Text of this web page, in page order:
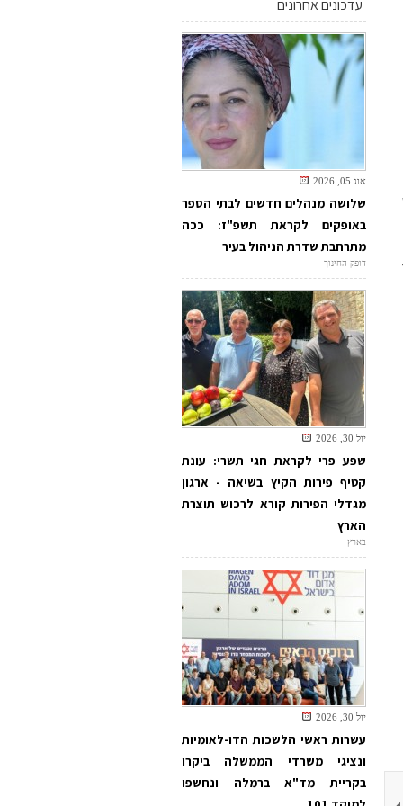
עדכונים אחרונים
אוג 05, 2026
שלושה מנהלים חדשים לבתי הספר
באופקים לקראת תשפ"ז: ככה
מתרחבת שדרת הניהול בעיר
דופק החינוך
יול 30, 2026
שפע פרי לקראת חגי תשרי: עונת
קטיף פירות הקיץ בשיאה - ארגון
מגדלי הפירות קורא לרכוש תוצרת
הארץ
בארץ
יול 30, 2026
עשרות ראשי הלשכות הדו-לאומיות
ונציגי משרדי הממשלה ביקרו
בקריית מד"א ברמלה ונחשפו